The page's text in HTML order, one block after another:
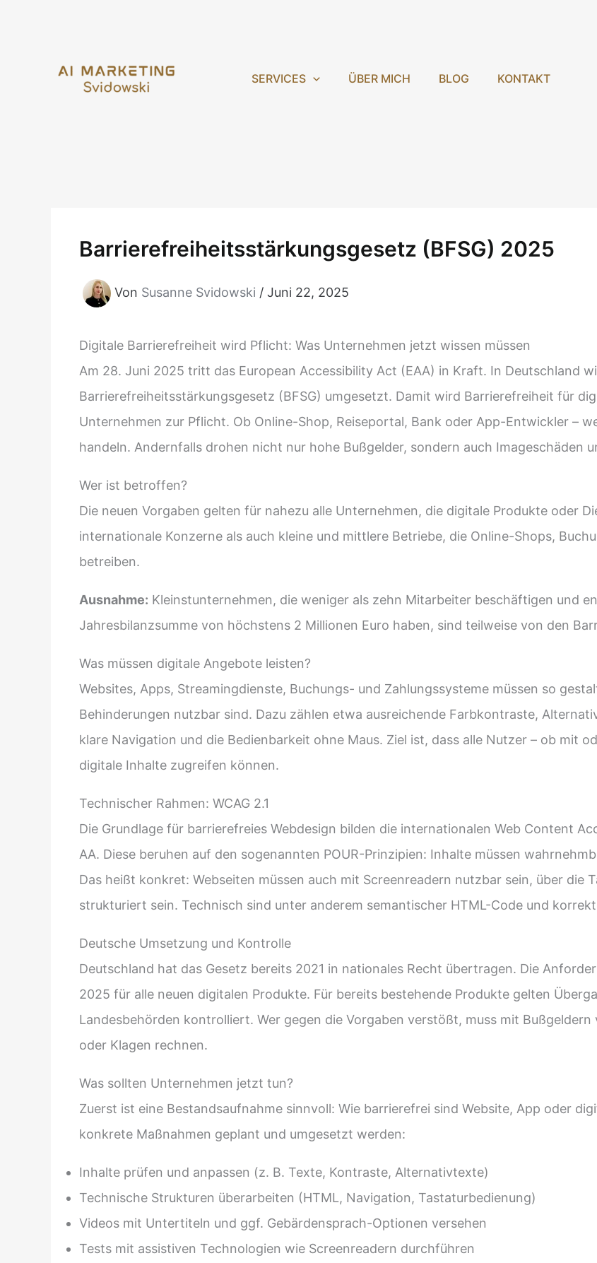
SERVICES ÜBER MICH BLOG KONTAKT
Barrierefreiheitsstärkungsgesetz (BFSG) 2025
Von Susanne Svidowski / Juni 22, 2025
Digitale Barrierefreiheit wird Pflicht: Was Unternehmen jetzt wissen müssen
Am 28. Juni 2025 tritt das European Accessibility Act (EAA) in Kraft. In Deutschland
Barrierefreiheitsstärkungsgesetz (BFSG) umgesetzt. Damit wird Barrierefreiheit für
Unternehmen zur Pflicht. Ob Online-Shop, Reiseportal, Bank oder App-Entwickler –
handeln. Andernfalls drohen nicht nur hohe Bußgelder, sondern auch Imageschäden
Wer ist betroffen?
Die neuen Vorgaben gelten für nahezu alle Unternehmen, die digitale Produkte oder
internationale Konzerne als auch kleine und mittlere Betriebe, die Online-Shops,
betreiben.
Ausnahme: Kleinstunternehmen, die weniger als zehn Mitarbeiter beschäftigen und
Jahresbilanzsumme von höchstens 2 Millionen Euro haben, sind teilweise von den
Was müssen digitale Angebote leisten?
Websites, Apps, Streamingdienste, Buchungs- und Zahlungssysteme müssen so
Behinderungen nutzbar sind. Dazu zählen etwa ausreichende Farbkontraste,
klare Navigation und die Bedienbarkeit ohne Maus. Ziel ist, dass alle Nutzer – ob mit
digitale Inhalte zugreifen können.
Technischer Rahmen: WCAG 2.1
Die Grundlage für barrierefreies Webdesign bilden die internationalen Web Content
AA. Diese beruhen auf den sogenannten POUR-Prinzipien: Inhalte müssen
Das heißt konkret: Webseiten müssen auch mit Screenreadern nutzbar sein, über die
strukturiert sein. Technisch sind unter anderem semantischer HTML-Code und
Deutsche Umsetzung und Kontrolle
Deutschland hat das Gesetz bereits 2021 in nationales Recht übertragen. Die
2025 für alle neuen digitalen Produkte. Für bereits bestehende Produkte gelten
Landesbehörden kontrolliert. Wer gegen die Vorgaben verstößt, muss mit
oder Klagen rechnen.
Was sollten Unternehmen jetzt tun?
Zuerst ist eine Bestandsaufnahme sinnvoll: Wie barrierefrei sind Website, App oder
konkrete Maßnahmen geplant und umgesetzt werden:
Inhalte prüfen und anpassen (z. B. Texte, Kontraste, Alternativtexte)
Technische Strukturen überarbeiten (HTML, Navigation, Tastaturbedienung)
Videos mit Untertiteln und ggf. Gebärdensprach-Optionen versehen
Tests mit assistiven Technologien wie Screenreadern durchführen